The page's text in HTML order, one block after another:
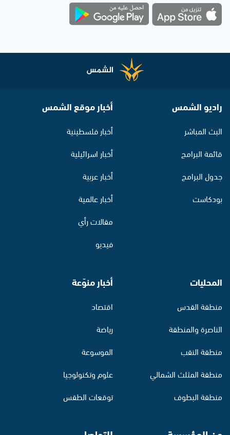
راديو الشمس
البث المباشر
قائمة البرامج
جدول البرامج
بودكاست
أخبار موقع الشمس
أخبار فلسطينية
أخبار اسرائيلية
أخبار عربية
أخبار عالمية
مقالات رأي
فيديو
المحليات
منطقة القدس
الناصرة والمنطقة
منطقة النقب
منطقة المثلث الشمالي
منطقة البطوف
أخبار منوّعة
اقتصاد
رياضة
الموسوعة
علوم وتكنولوجيا
توقعات الطقس